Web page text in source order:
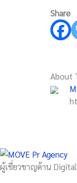
Share
About
ผู้เชี่ยวชาญด้าน